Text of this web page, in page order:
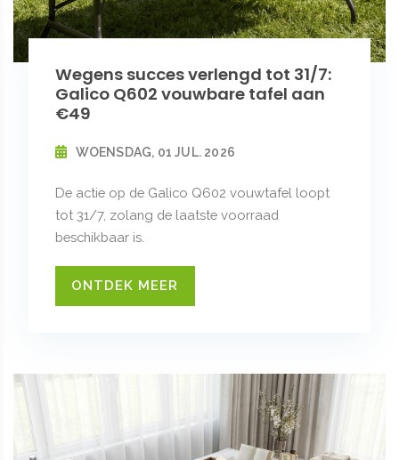
Wegens succes verlengd tot 31/7:
Galico Q602 vouwbare tafel aan
€49
WOENSDAG, 01 JUL. 2026
De actie op de Galico Q602 vouwtafel loopt
tot 31/7, zolang de laatste voorraad
beschikbaar is.
ONTDEK MEER